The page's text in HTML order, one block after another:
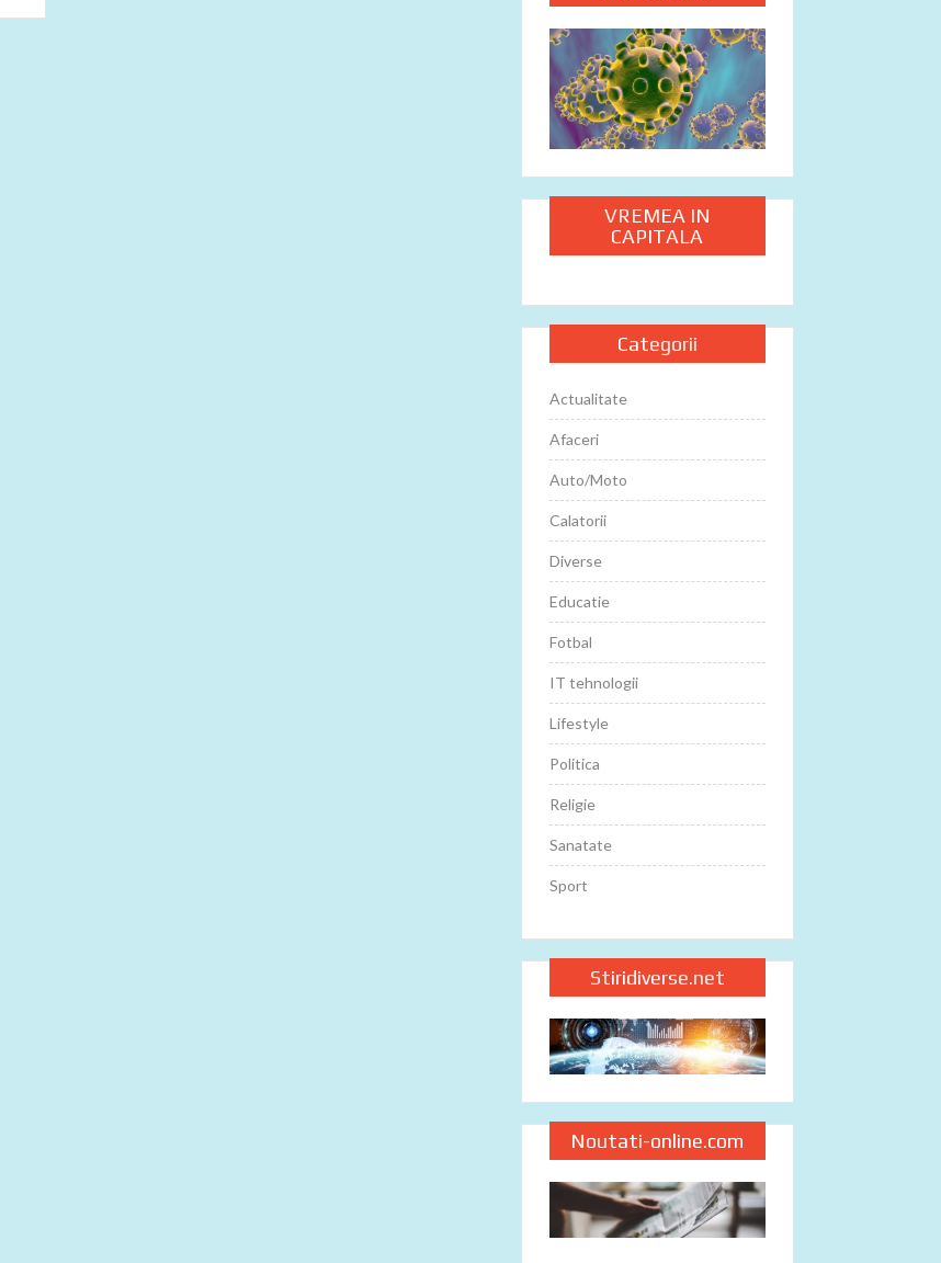
VREMEA IN
CAPITALA
Categorii
Actualitate
Afaceri
Auto/Moto
Calatorii
Diverse
Educatie
Fotbal
IT tehnologii
Lifestyle
Politica
Religie
Sanatate
Sport
Stiridiverse.net
Noutati-online.com